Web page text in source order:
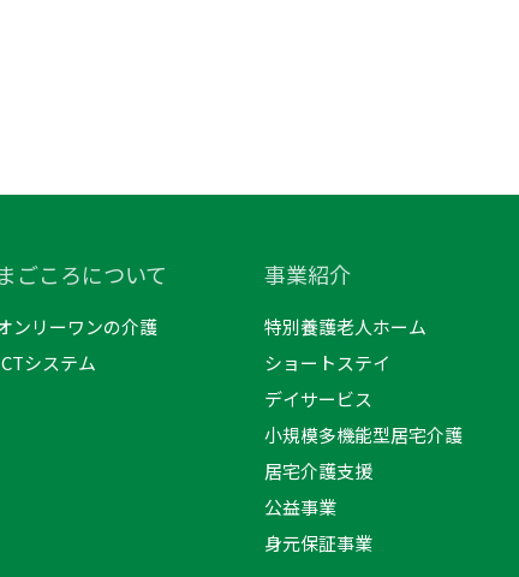
まごころについて
ンリーワンの介護
システム
事業紹介
特別養護老人ホーム
ショートステイ
デイサービス
小規模多機能型居宅介護
居宅介護支援
公益事業
身元保証事業